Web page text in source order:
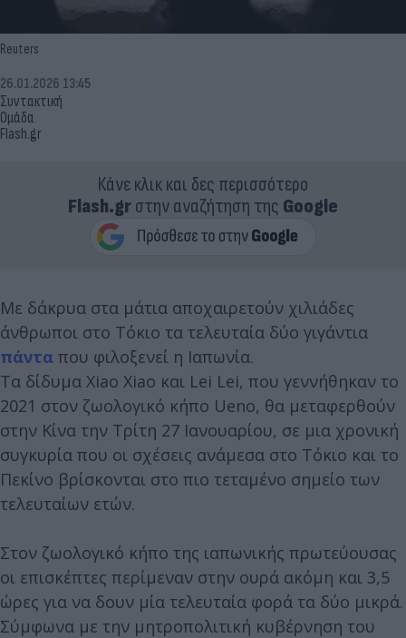
Reuters
Συντακτική
Ομάδα
Flash.gr
26.01.2026 13:45
Κάνε κλικ και δες περισσότερο
Flash.grστην αναζήτηση της Google
Με δάκρυα στα μάτια αποχαιρετούν χιλιάδες
άνθρωποι στο Τόκιο τα τελευταία δύο γιγάντια
πάντα που φιλοξενεί η Ιαπωνία.
Τα δίδυμα Xiao Xiao και Lei Lei, που γεννήθηκαν το
2021 στον ζωολογικό κήπο Ueno, θα μεταφερθούν
στην Κίνα την Τρίτη 27 Ιανουαρίου, σε μια χρονική
συγκυρία που οι σχέσεις ανάμεσα στο Τόκιο και το
Πεκίνο βρίσκονται στο πιο τεταμένο σημείο των
τελευταίων ετών.
Στον ζωολογικό κήπο της ιαπωνικής πρωτεύουσας
οι επισκέπτες περίμεναν στην ουρά ακόμη και 3,5
ώρες για να δουν μία τελευταία φορά τα δύο μικρά.
Σύμφωνα με την μητροπολιτική κυβέρνηση του